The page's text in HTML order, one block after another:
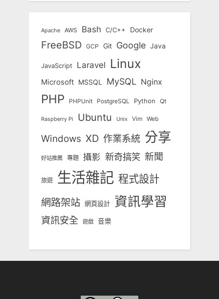
Apache AWS Bash C/C++ Docker
FreeBSD GCP Git Google Java
JavaScript Laravel Linux
Microsoft MSSQL MySQL Nginx
PHP PHPUnit PostgreSQL Python Qt
Raspberry Pi Ubuntu Unix Vim Web
Windows XD 作業系統 分享
好站推薦 專題 攝影 新奇搞笑 新聞
旅遊 生活雜記 程式設計
網路架站 網頁設計 資訊學習
資訊安全 遊戲 音樂